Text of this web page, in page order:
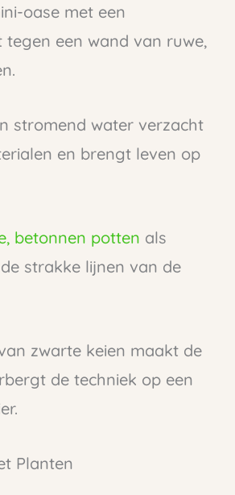
oase met een
tegen een wand van ruwe,
stromend water verzacht
en brengt leven op
betonnen potten als
strakke lijnen van de
zwarte keien maakt de
de techniek op een
Planten